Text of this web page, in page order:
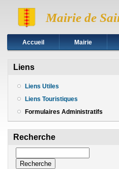
Mairie de
Accueil Mairie
Liens
Liens Utiles
Liens Touristiques
Formulaires Administratifs
Recherche